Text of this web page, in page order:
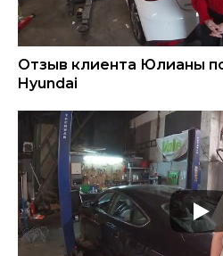
Отзыв клиента Юлианы
Hyundai